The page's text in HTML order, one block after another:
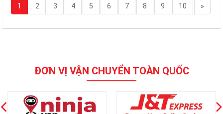
1 2 3 4 5 6 7 8 9 10 »
ĐƠN VỊ VẬN CHUYỂN TOÀN QUỐC